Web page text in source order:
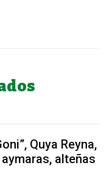
Quya Reyna,
alteñas